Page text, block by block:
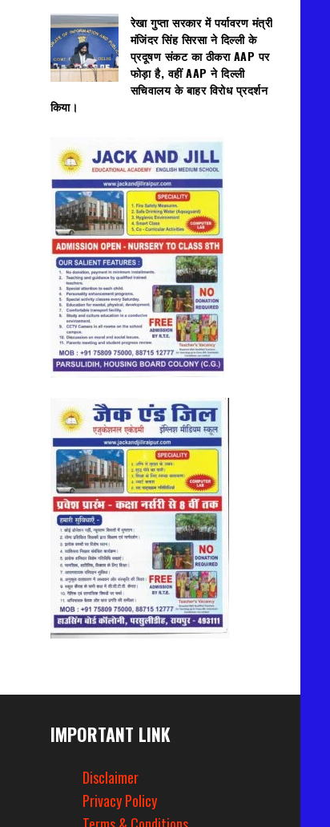
रेखा गुप्ता सरकार में पर्यावरण मंत्री
मंजिंदर सिंह सिरसा ने दिल्ली के
प्रदूषण संकट का ठीकरा AAP पर
फोड़ा है, वहीं AAP ने दिल्ली
सचिवालय के बाहर विरोध प्रदर्शन
किया।
IMPORTANT LINK
Disclaimer
Privacy Policy